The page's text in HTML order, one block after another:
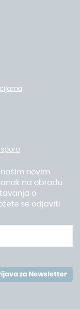
novim
na obradu
o
se odjaviti
za Newsletter